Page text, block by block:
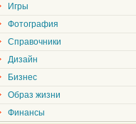
Игры
Фотография
Справочники
Дизайн
Бизнес
Образ жизни
Финансы